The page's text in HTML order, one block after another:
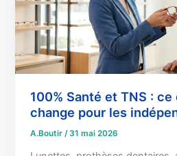
100% Santé et TNS :
change pour les
A.Boutir/ 31 mai 2026
ce
que
réforme
change
pour
les